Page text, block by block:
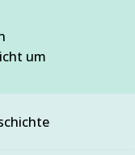
um